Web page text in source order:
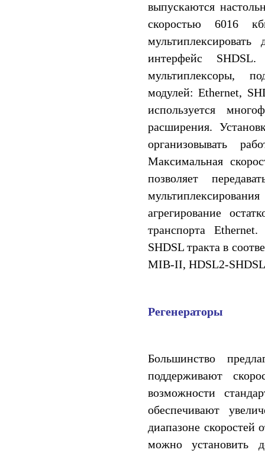
выпускаются
скоростью 6016
интерфейс
мультиплексоры,
модулей: Ethernet,
используется
расширения.
организовывать
Максимальная
позволяет
агрегирование
транспорта
SHDSL тракта в
MIB-II, HDSL2-
Регенераторы
Большинство
поддерживают
возможности
обеспечивают
диапазоне
можно установить